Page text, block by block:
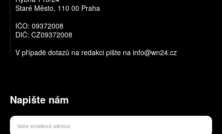
Staré Město, 110 00 Praha
IČO: 09372008
DIČ: CZ09372008
V případě dotazů na redakci pište na info@wn24.cz
Napište nám